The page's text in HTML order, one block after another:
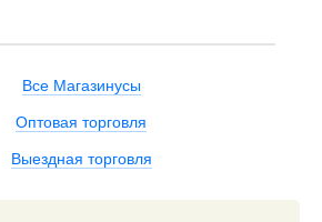
Все Магазинусы
Оптовая торговля
Выездная торговля